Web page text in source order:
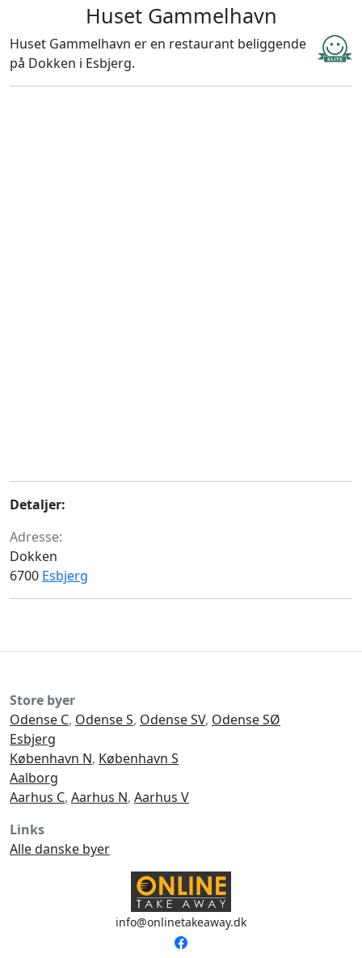
Huset Gammelhavn
Huset Gammelhavn er en restaurant beliggende
på Dokken i Esbjerg.
Detaljer:
Adresse:
Dokken
6700 Esbjerg
Store byer
Odense C, Odense S, Odense SV, Odense SØ
Esbjerg
København N, København S
Aalborg
Aarhus C, Aarhus N, Aarhus V
Links
Alle danske byer
info@onlinetakeaway.dk